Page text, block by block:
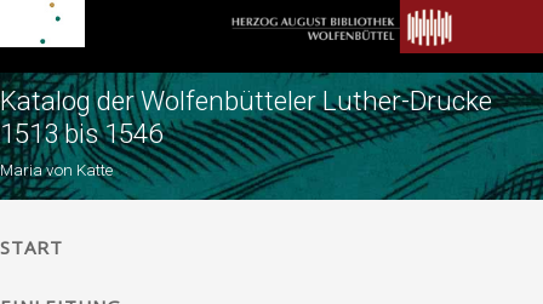
Katalog der Wolfenbütteler Luther-Drucke
1513 bis 1546
Maria von Katte
START